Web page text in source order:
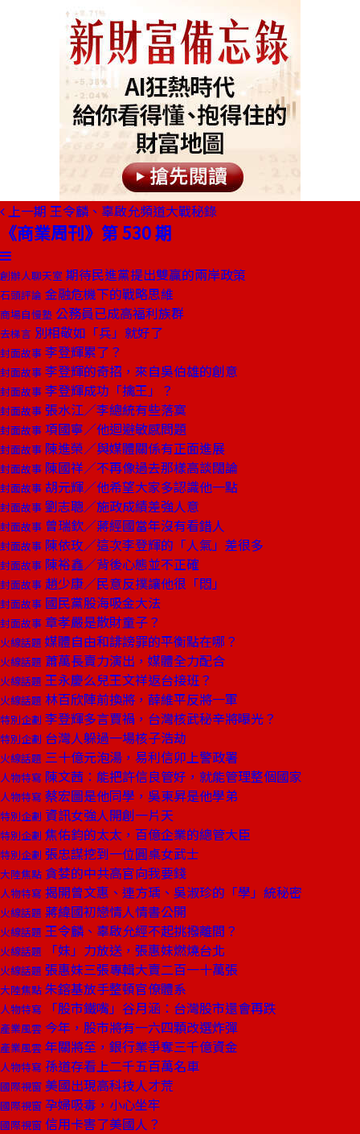
上一期 王令麟、辜啟允頻道大戰秘錄
《商業周刊》第 530 期
創辦人聊天室 期待民進黨提出雙贏的兩岸政策
石頭評論 金融危機下的戰略思維
商場自慢塾 公務員已成高福利族群
去梯言 別相敬如「兵」就好了
封面故事 李登輝累了？
封面故事 李登輝的奇招，來自吳伯雄的創意
封面故事 李登輝成功「擒王」？
封面故事 張水江／李總統有些落寞
封面故事 項國寧／他迴避敏感問題
封面故事 陳進榮／與媒體關係有正面進展
封面故事 陳國祥／不再像過去那樣高談闊論
封面故事 胡元輝／他希望大家多認識他一點
封面故事 劉志聰／施政成績差強人意
封面故事 曾瑞欽／蔣經國當年沒有看錯人
封面故事 陳依玫／這次李登輝的「人氣」差很多
封面故事 陳裕鑫／背後心態並不正確
封面故事 趙少康／民意反撲讓他很「悶」
封面故事 國民黨股海吸金大法
封面故事 章孝嚴是散財童子？
火線話題 媒體自由和誹謗罪的平衡點在哪？
火線話題 蕭萬長賣力演出，媒體全力配合
火線話題 王永慶么兒王文祥返台接班？
火線話題 林百欣陣前換將，薛維平反將一軍
特別企劃 李登輝多言賈禍，台灣核武秘辛將曝光？
特別企劃 台灣人躲過一場核子浩劫
火線話題 三十億元泡湯，易利信卯上警政署
人物特寫 陳文茜：能把許信良管好，就能管理整個國家
人物特寫 蔡宏圖是他同學，吳東昇是他學弟
特別企劃 資訊女強人開創一片天
特別企劃 焦佑鈞的太太，百億企業的總管大臣
特別企劃 張忠謀挖到一位圓桌女武士
大陸焦點 貪婪的中共高官向我要錢
人物特寫 揭開曾文惠、連方瑀、吳淑珍的「學」統秘密
火線話題 蔣緯國初戀情人情書公開
火線話題 王令麟、辜啟允經不起挑撥離間？
火線話題 「妹」力放送，張惠妹燃燒台北
火線話題 張惠妹三張專輯大賣二百一十萬張
大陸焦點 朱鎔基放手整頓官僚體系
人物特寫 「股市鐵嘴」谷月涵：台灣股市還會再跌
產業風雲 今年，股市將有一六四顆改選炸彈
產業風雲 年關將至，銀行業爭奪三千億資金
人物特寫 孫道存看上二千五百萬名車
國際視窗 美國出現高科技人才荒
國際視窗 孕婦吸毒，小心坐牢
國際視窗 信用卡害了美國人？